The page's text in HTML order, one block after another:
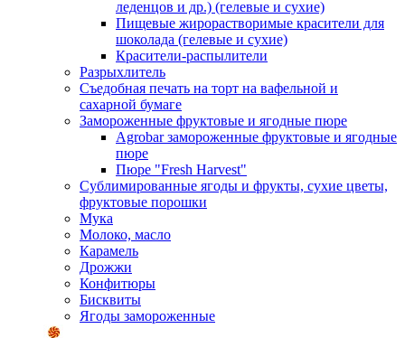
леденцов и др.) (гелевые и сухие)
Пищевые жирорастворимые красители для
шоколада (гелевые и сухие)
Красители-распылители
Разрыхлитель
Съедобная печать на торт на вафельной и
сахарной бумаге
Замороженные фруктовые и ягодные пюре
Agrobar замороженные фруктовые и ягодные
пюре
Пюре "Fresh Harvest"
Сублимированные ягоды и фрукты, сухие цветы,
фруктовые порошки
Мука
Молоко, масло
Карамель
Дрожжи
Конфитюры
Бисквиты
Ягоды замороженные